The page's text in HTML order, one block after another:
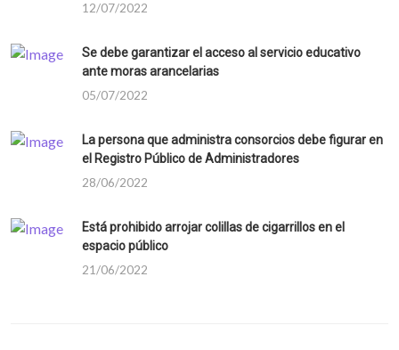
12/07/2022
Se debe garantizar el acceso al servicio educativo
ante moras arancelarias
05/07/2022
La persona que administra consorcios debe figurar en
el Registro Público de Administradores
28/06/2022
Está prohibido arrojar colillas de cigarrillos en el
espacio público
21/06/2022